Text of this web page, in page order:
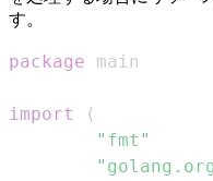
す。
package
import
(
"fmt"